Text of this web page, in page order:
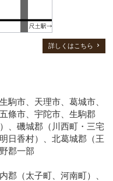
詳しくはこちら
駒市、天理市、葛城市、
條市、宇陀市、生駒郡
、磯城郡（川西町・三宅
日香村）、北葛城郡（王
郡一部
郡（太子町、河南町）、